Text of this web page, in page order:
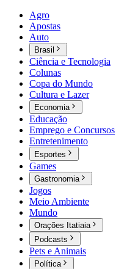
Agro
Apostas
Auto
Brasil
Ciência e Tecnologia
Colunas
Copa do Mundo
Cultura e Lazer
Economia
Educação
Emprego e Concursos
Entretenimento
Esportes
Games
Gastronomia
Jogos
Meio Ambiente
Mundo
Orações Itatiaia
Podcasts
Pets e Animais
Política